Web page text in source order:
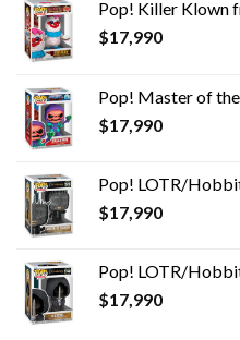
Pop! Killer Klown
$17,990
Pop! Master of
$17,990
Pop! LOTR/
$17,990
Pop! LOTR/
$17,990